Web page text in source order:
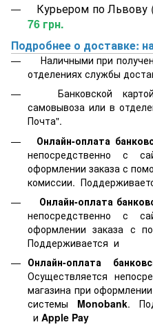
Курьером по Львову
76 грн.
Подробнее о доставке:
Наличными при
отделениях службы
Банковской
самовывоза или в
Почта".
Онлайн-оплата
непосредственно с
оформлении заказа с
комиссии.
Онлайн-оплата
непосредственно с
оформлении заказа с
Поддерживается и
Онлайн-оплата
Осуществляется
магазина при
системы Monobank.
и Apple Pay